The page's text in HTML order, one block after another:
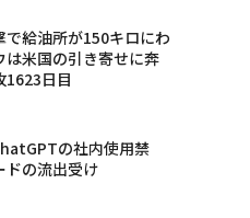
で給油所が150キロにわ
は米国の引き寄せに奔
日目
の社内使用禁
の流出受け